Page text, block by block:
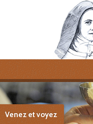
Venez et voyez